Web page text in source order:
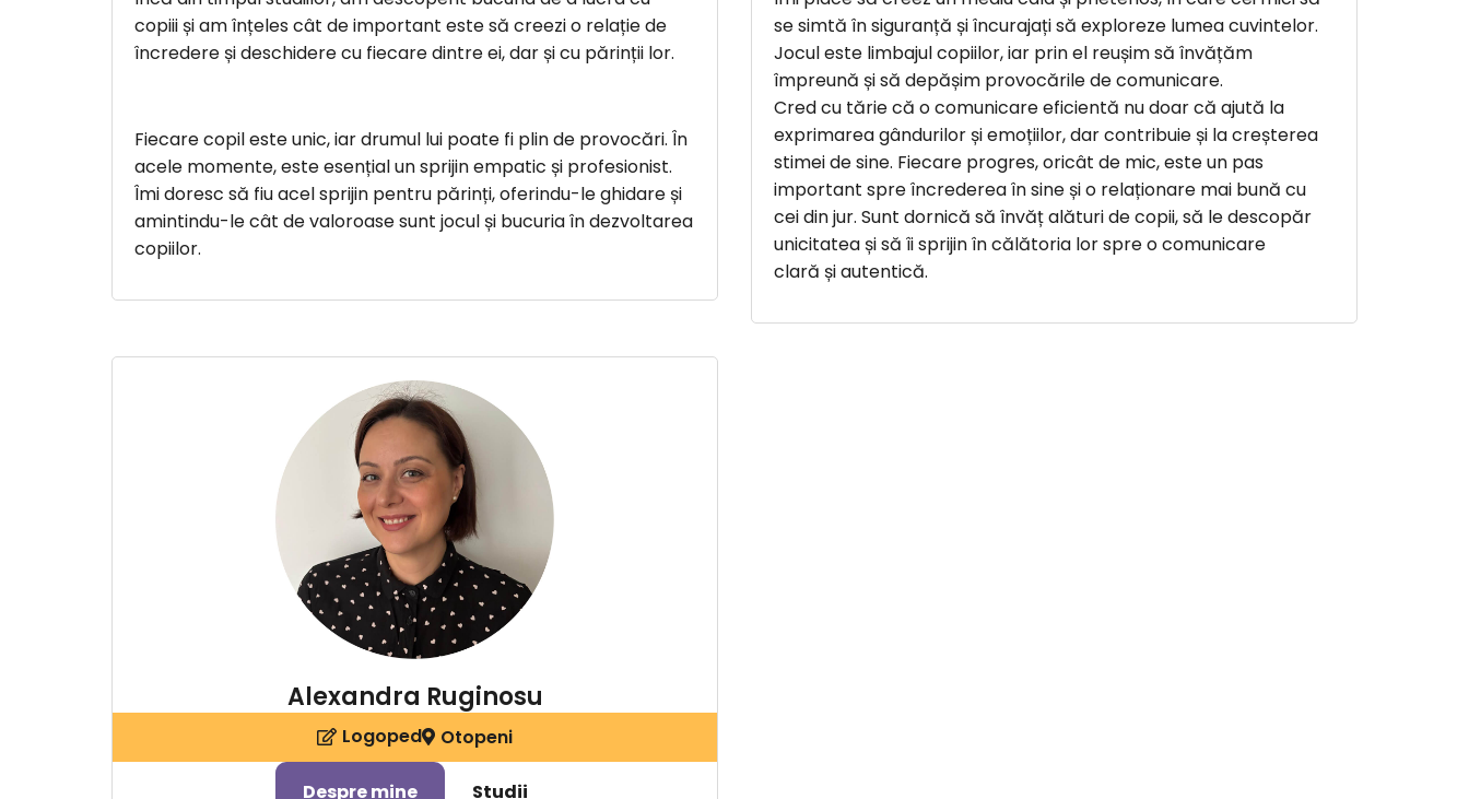
copiii și am înțeles cât de important este să creezi o relație de
încredere și deschidere cu fiecare dintre ei, dar și cu părinții lor.
Fiecare copil este unic, iar drumul lui poate fi plin de provocări. În
acele momente, este esențial un sprijin empatic și profesionist.
Îmi doresc să fiu acel sprijin pentru părinți, oferindu-le ghidare și
amintindu-le cât de valoroase sunt jocul și bucuria în dezvoltarea
copiilor.
se simtă în siguranță și încurajați să exploreze lumea cuvintelor.
Jocul este limbajul copiilor, iar prin el reușim să învățăm
împreună și să depășim provocările de comunicare.
Cred cu tărie că o comunicare eficientă nu doar că ajută la
exprimarea gândurilor și emoțiilor, dar contribuie și la creșterea
stimei de sine. Fiecare progres, oricât de mic, este un pas
important spre încrederea în sine și o relaționare mai bună cu
cei din jur. Sunt dornică să învăț alături de copii, să le descopăr
unicitatea și să îi sprijin în călătoria lor spre o comunicare
clară și autentică.
Alexandra Ruginosu
Logoped Otopeni
Despre mine Studii